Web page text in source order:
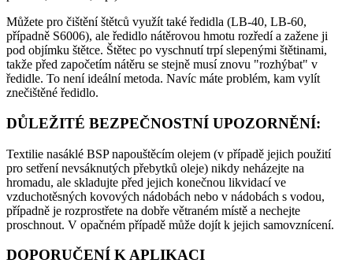
Můžete pro čištění štětců využít také ředidla (LB-40, LB-60,
případně S6006), ale ředidlo nátěrovou hmotu rozředí a zažene ji
pod objímku štětce. Štětec po vyschnutí trpí slepenými štětinami,
takže před započetím nátěru se stejně musí znovu "rozhýbat" v
ředidle. To není ideální metoda. Navíc máte problém, kam vylít
znečištěné ředidlo.
DŮLEŽITÉ BEZPEČNOSTNÍ UPOZORNĚNÍ:
Textilie nasáklé BSP napouštěcím olejem (v případě jejich použití
pro setření nevsáknutých přebytků oleje) nikdy neházejte na
hromadu, ale skladujte před jejich konečnou likvidací ve
vzduchotěsných kovových nádobách nebo v nádobách s vodou,
případně je rozprostřete na dobře větraném místě a nechejte
proschnout. V opačném případě může dojít k jejich samovznícení.
DOPORUČENÍ K APLIKACI